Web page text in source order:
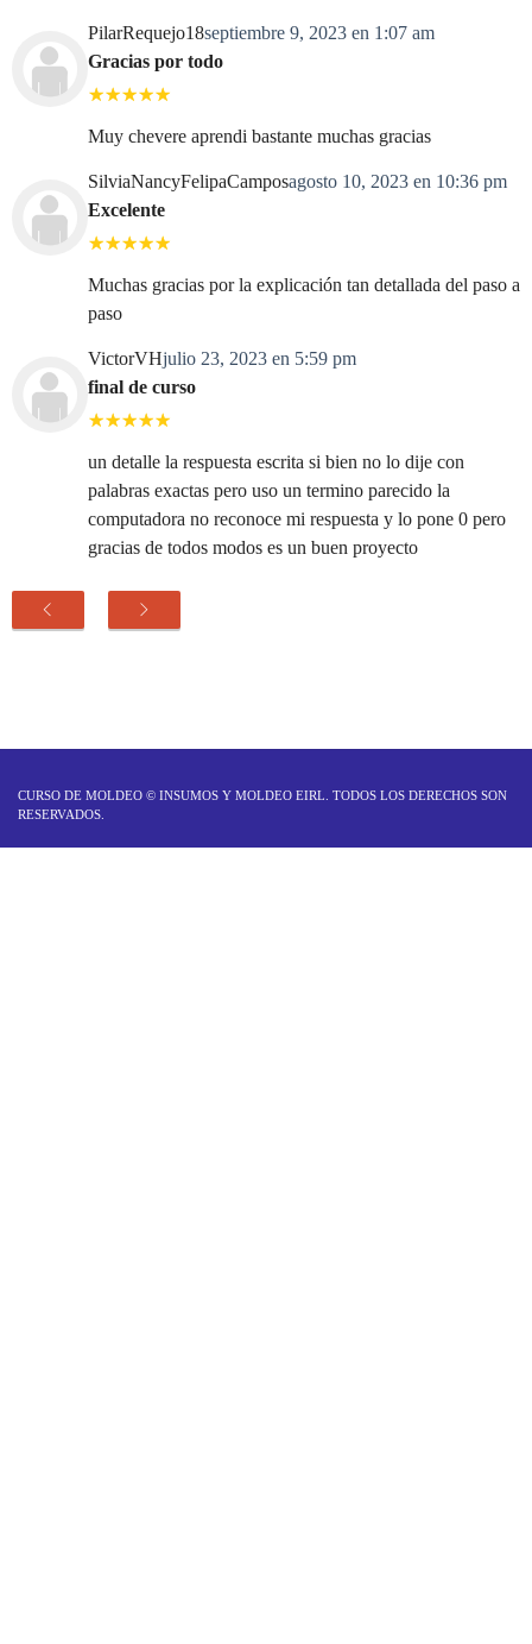
PilarRequejo18septiembre 9, 2023 en 1:07 am
Gracias por todo
Muy chevere aprendi bastante muchas gracias
SilviaNancyFelipaCamposagosto 10, 2023 en 10:36 pm
Excelente
Muchas gracias por la explicación tan detallada del paso a
paso
VictorVHjulio 23, 2023 en 5:59 pm
final de curso
un detalle la respuesta escrita si bien no lo dije con
palabras exactas pero uso un termino parecido la
computadora no reconoce mi respuesta y lo pone 0 pero
gracias de todos modos es un buen proyecto
CURSO DE MOLDEO © INSUMOS Y MOLDEO EIRL . TODOS LOS DERECHOS SON
RESERVADOS.